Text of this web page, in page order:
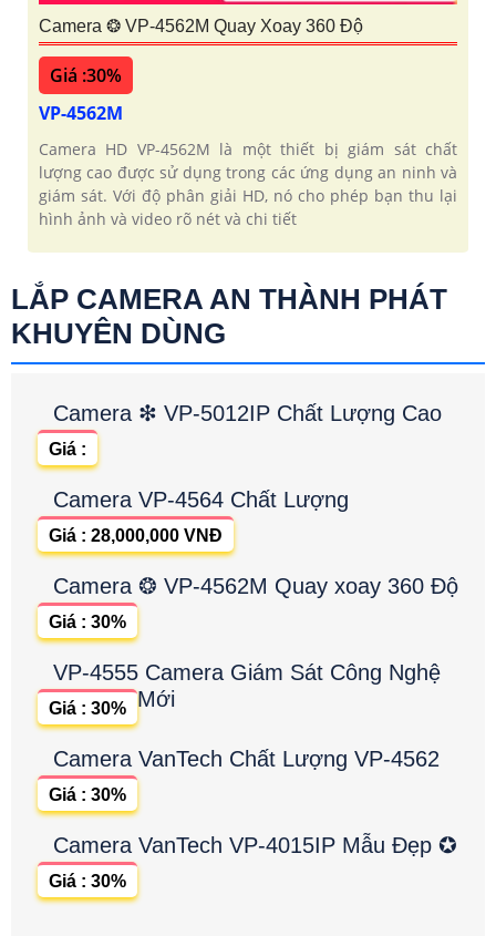
Camera ❂ VP-4562M Quay Xoay 360 Độ
Giá :30%
VP-4562M
Camera HD VP-4562M là một thiết bị giám sát chất
lượng cao được sử dụng trong các ứng dụng an ninh và
giám sát. Với độ phân giải HD, nó cho phép bạn thu lại
hình ảnh và video rõ nét và chi tiết
LẮP CAMERA AN THÀNH PHÁT
KHUYÊN DÙNG
Camera ❇ VP-5012IP Chất Lượng Cao
Giá :
Camera VP-4564 Chất Lượng
Giá : 28,000,000 VNĐ
Camera ❂ VP-4562M Quay xoay 360 Độ
Giá : 30%
VP-4555 Camera Giám Sát Công Nghệ
Mới
Giá : 30%
Camera VanTech Chất Lượng VP-4562
Giá : 30%
Camera VanTech VP-4015IP Mẫu Đẹp ✪
Giá : 30%